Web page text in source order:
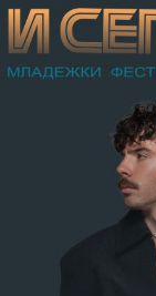
в областта на
разстройство
т.12 пр.1, вр.
от
от НК – глоба
С
В.А. е бил
определение